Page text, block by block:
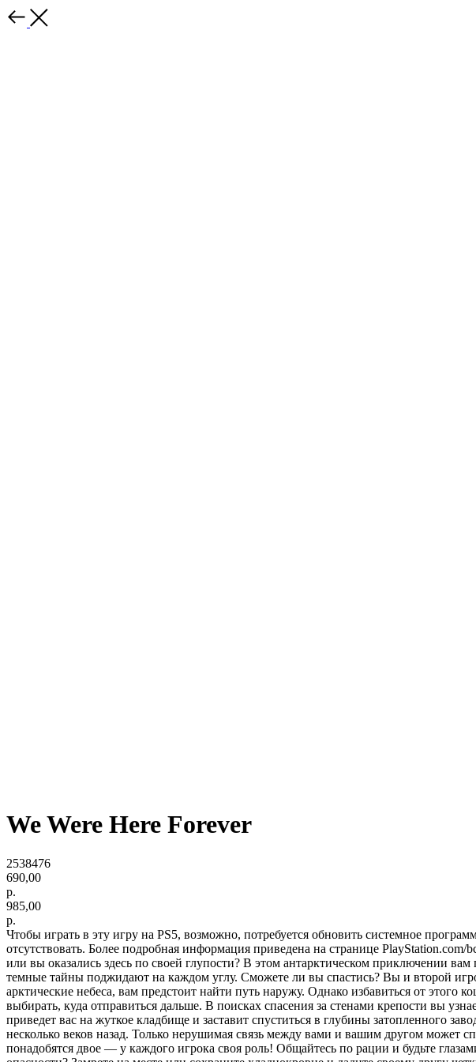
We Were Here Forever
2538476
690,00
р.
985,00
р.
Чтобы играть в эту игру на PS5, возможно, потребуется обновить системное
отсутствовать. Более подробная информация приведена на странице
или вы оказались здесь по своей глупости? В этом антарктическом приключении
темные тайны поджидают на каждом углу. Сможете ли вы спастись? Вы и второй
арктические небеса, вам предстоит найти путь наружу. Однако избавиться от этого
выбирать, куда отправиться дальше. В поисках спасения за стенами крепости вы
приведет вас на жуткое кладбище и заставит спуститься в глубины затопленного
несколько веков назад. Только нерушимая связь между вами и вашим другом
понадобятся двое — у каждого игрока своя роль! Общайтесь по рации и будьте